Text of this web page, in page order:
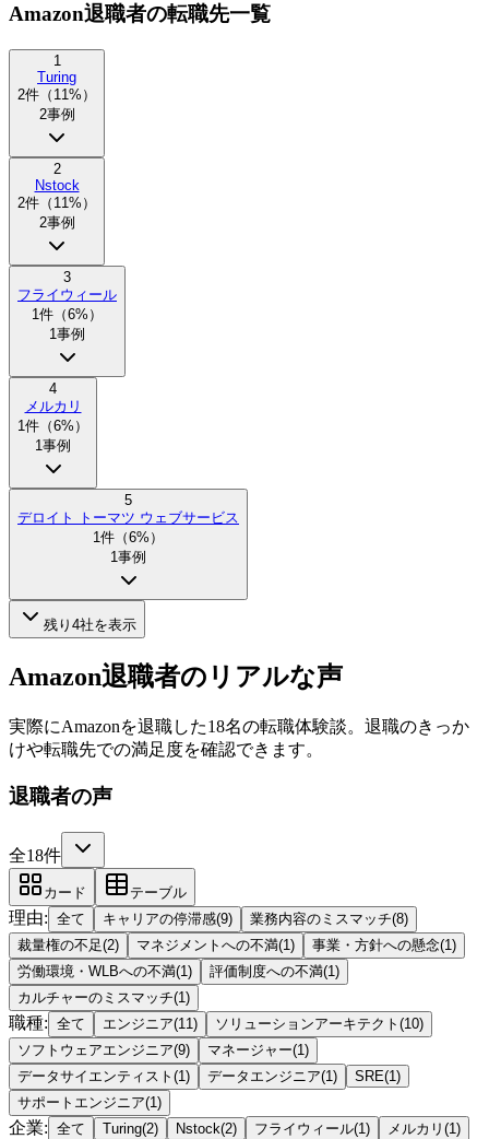
Amazon退職者の転職先一覧
1
Turing
2件（ 11%）
2事例
2
Nstock
2件（ 11%）
2事例
3
フライウィール
1件（6%）
1事例
4
メルカリ
1件（6%）
1事例
5
デロイト トーマツ ウェブサービス
1件（6%）
1事例
残り 4社を表示
Amazon退職者のリアルな声
実際にAmazonを退職した18名の転職体験談。退職のきっか
けや転職先での満足度を確認できます。
退職者の声
全18件
カード テーブル
理由: 全て キャリアの停滞感(9) 業務内容のミスマッチ(8)
裁量権の不足(2) マネジメントへの不満(1 ) 事業・方針への懸念(1 )
労働環境・WLBへの不満(1 ) 評価制度への不満(1 )
カルチャーのミスマッチ(1 )
職種: 全て エンジニア(11 ) ソリューションアーキテクト (10)
ソフトウェアエンジニア(9) マネージャー(1 )
データサイエンティスト (1 ) データエンジニア(1 ) SRE(1 )
サポートエンジニア(1 )
企業: 全て Turing(2) Nstock(2) フライウィール(1 ) メルカリ (1 )